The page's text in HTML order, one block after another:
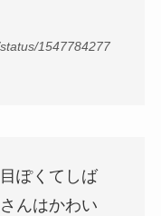
1547784277
ぽくてしば
んはかわい